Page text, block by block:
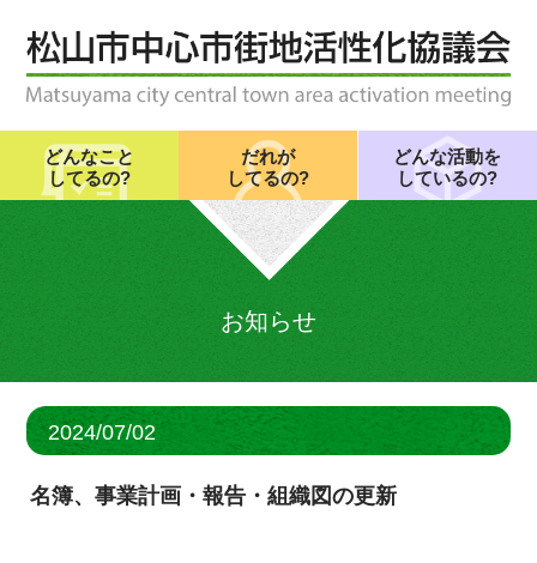
どんなこと
してるの?
だれが
してるの?
どんな活動を
しているの?
お知らせ
2024/07/02
名簿、事業計画・報告・組織図の更新